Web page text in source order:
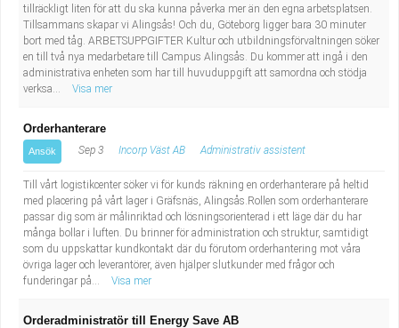
tillräckligt liten för att du ska kunna påverka mer än den egna arbetsplatsen.
Tillsammans skapar vi Alingsås! Och du, Göteborg ligger bara 30 minuter
bort med tåg. ARBETSUPPGIFTER Kultur och utbildningsförvaltningen söker
en till två nya medarbetare till Campus Alingsås. Du kommer att ingå i den
administrativa enheten som har till huvuduppgift att samordna och stödja
verksa...
Visa mer
Orderhanterare
Ansök Sep 3 Incorp Väst AB Administrativ assistent
Till vårt logistikcenter söker vi för kunds räkning en orderhanterare på heltid
med placering på vårt lager i Gräfsnäs, Alingsås.Rollen som orderhanterare
passar dig som är målinriktad och lösningsorienterad i ett läge där du har
många bollar i luften. Du brinner för administration och struktur, samtidigt
som du uppskattar kundkontakt där du förutom orderhantering mot våra
övriga lager och leverantörer, även hjälper slutkunder med frågor och
funderingar på...
Visa mer
Orderadministratör till Energy Save AB